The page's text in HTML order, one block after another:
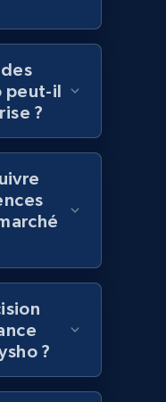
price, Final
Commencer
by
price, Final
Commencer
products by
peut-il
?
?